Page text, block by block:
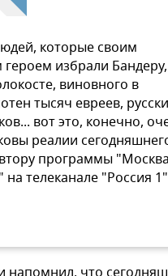
которые своим
избрали Бандеру,
виновного в
тысяч евреев,
вот это, конечно,
реалии
программы
телеканале "Россия